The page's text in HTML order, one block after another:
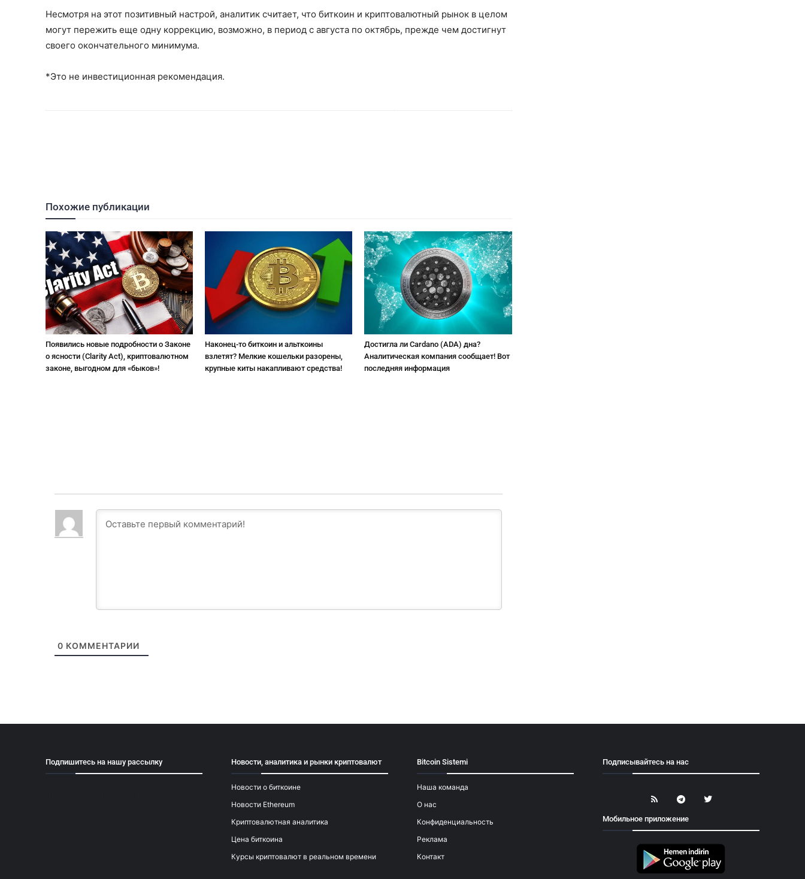
Несмотря на этот позитивный настрой, аналитик считает, что биткоин и криптовалютный рынок в целом
могут пережить еще одну коррекцию, возможно, в период с августа по октябрь, прежде чем достигнут
своего окончательного минимума.
*Это не инвестиционная рекомендация.
Похожие публикации
Появились новые подробности о Законе
о ясности (Clarity Act), криптовалютном
законе, выгодном для «быков»!
Наконец-то биткоин и альткоины
взлетят? Мелкие кошельки разорены,
крупные киты накапливают средства!
Достигла ли Cardano (ADA) дна?
Аналитическая компания сообщает! Вот
последняя информация
0 КОММЕНТАРИИ
Подпишитесь на нашу рассылку Новости, аналитика и рынки криптовалют
Новости о биткоине
Новости Ethereum
Криптовалютная аналитика
Цена биткоина
Курсы криптовалют в реальном времени
Bitcoin Sistemi
Наша команда
О нас
Конфиденциальность
Реклама
Контакт
Подписывайтесь на нас
Мобильное приложение